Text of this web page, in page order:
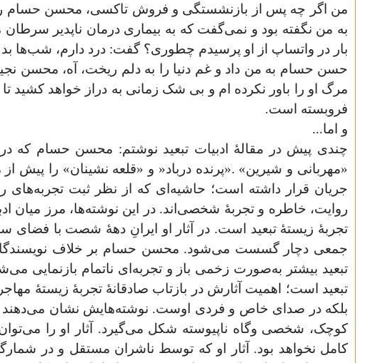
من اگر چه پس از بازنشستگی و فروش تاکسی، محسن حسام را
به من نگفته بود و نمی‌گفت که به بیماری درمان ناپدیر
بار در واتساپ از او پرسیدم چطوری؟ گفت: درد دارم، شب‌ها
حسن حسام به من داد و غم دنیا را به دلم ریخت، آه، محسن
مرگ او را باور نکرده ام و بی شک زمانی به دراز خواهد کشید
فروبسته است.
و اما...
چندی پیش در مقالۀ ادبیات تبعید نوشتم: محسن حسام که
«مهربانی و شیرین» .«پرنده درباد« و «قلعه نشینان» را پیش
جریان قرار داشته است؛ حاشیه‌ای که از نظر ثبت تجربه‌های
روایت، خاطره و تجربۀ شخصی‌اند. در این نوشته‌ها، مرز میان
تجربۀ زیستۀ تبعید است. در آثار او ایرانِ دهۀ شصت با
جمعی دچار گسست می‌شود. محسن حسام بر خلاف نویسندگانی
تبعید بیشتر به‌‌صورت زخمی باز و تجربه‌ای ناتمام
تبعید است؛ اهمیت آثارش در بازتاب صادقانۀ تجربۀ زیستۀ
بلکه در صدای خاص و فردی اوست. نوشته‌هایش نشان می‌دهند
کوچک، شخصی و‌گاه ناپیوسته شکل می‌گیرد. آثار او را می‌توان
کامل نخواهد بود. آثار او که توسط ناشران مستقل و در